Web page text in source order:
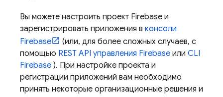
Вы можете настроить проект Firebase и
зарегистрировать приложения в консоли
Firebase
(или, для более сложных случаев, с
помощью REST API управления Firebase или CLI
Firebase ). При настройке проекта и
регистрации приложений вам необходимо
принять некоторые организационные решения и